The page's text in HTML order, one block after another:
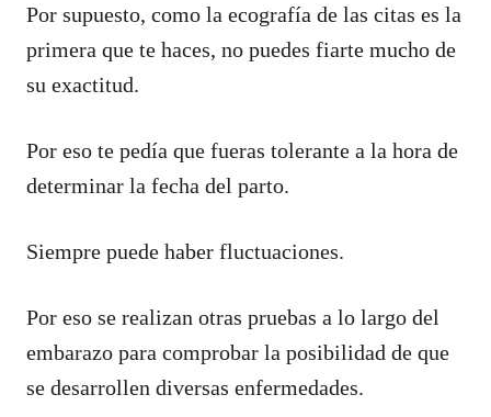
Por supuesto, como la ecografía de las citas es la
primera que te haces, no puedes fiarte mucho de
su exactitud.
Por eso te pedía que fueras tolerante a la hora de
determinar la fecha del parto.
Siempre puede haber fluctuaciones.
Por eso se realizan otras pruebas a lo largo del
embarazo para comprobar la posibilidad de que
se desarrollen diversas enfermedades.